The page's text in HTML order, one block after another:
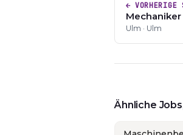
← VORHERIGE
Ulm · Ulm
Ähnliche